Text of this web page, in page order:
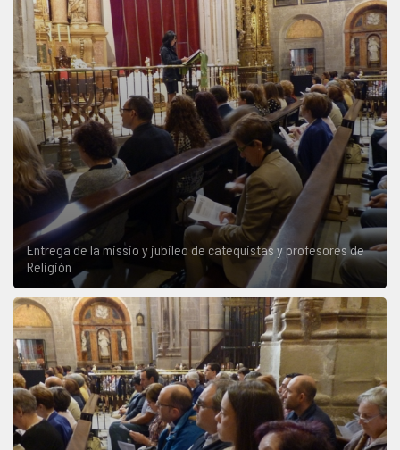
Entrega de la missio y jubileo de catequistas y profesores de
Religión